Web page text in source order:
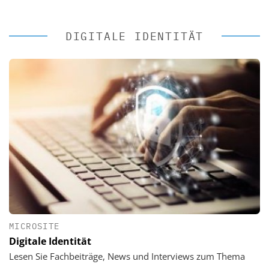
DIGITALE IDENTITÄT
MICROSITE
Digitale Identität
Lesen Sie Fachbeiträge, News und Interviews zum Thema